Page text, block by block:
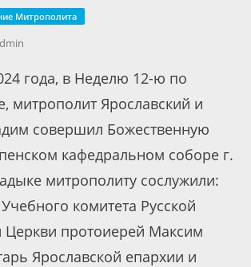
Митрополита
года, в Неделю 12-ю по
митрополит Ярославский и
совершил Божественную
кафедральном соборе г.
митрополиту сослужили:
комитета Русской
Церкви протоиерей Максим
Ярославской епархии и